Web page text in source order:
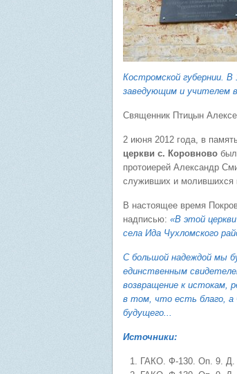
Костромской губернии. В
заведующим и учителем
Священник Птицын
2 июня 2012 года, в
церкви с. Коровново
протоиерей Александр
служивших и молившихся
В настоящее время
надписью: «В этой
села Ида Чухломского
С большой надеждой мы
единственным
возвращение к истокам,
в том, что есть благо, а
будущего...
Источники:
ГАКО. Ф-130. Оп. 9. Д.